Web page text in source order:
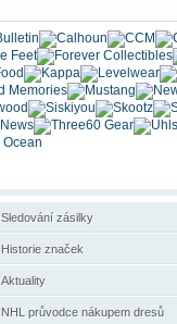
Sledování zásilky
Historie značek
Aktuality
NHL průvodce nákupem dresů